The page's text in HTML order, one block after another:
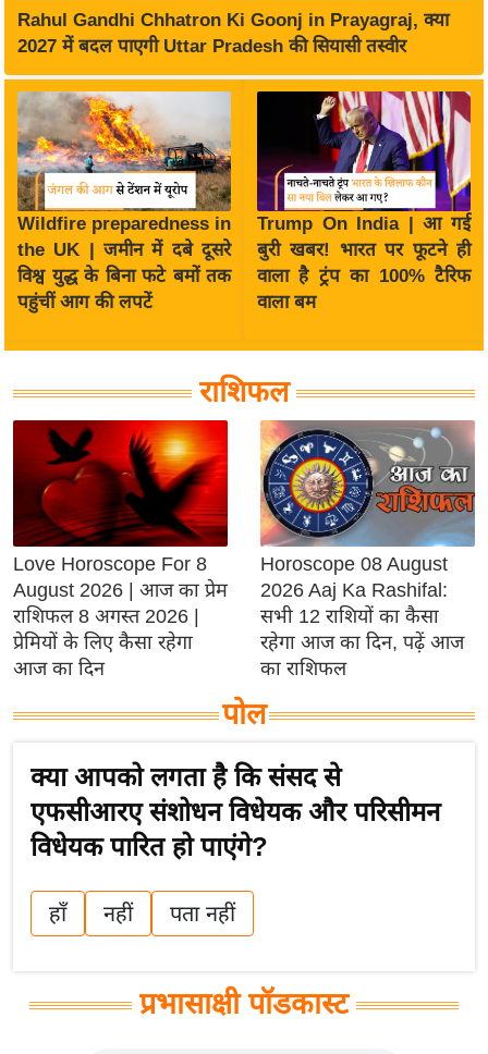
Q
u
i
c
k
L
i
n
k
s
धा
चु
ना
व
फो
टो
वी
डि
यो
ऑ
यो
इं
फ़ो
ग्रा
फ़ि
से
Rahul Gandhi Chhatron Ki Goonj in Prayagraj, क्या
2027 में बदल पाएगी Uttar Pradesh की सियासी तस्वीर
Wildfire preparedness in
the UK | जमीन में दबे दूसरे
विश्व युद्ध के बिना फटे बमों तक
पहुंचीं आग की लपटें
Trump On India | आ गई
बुरी खबर! भारत पर फूटने ही
वाला है ट्रंप का 100% टैरिफ
वाला बम
राशिफल
Love Horoscope For 8
August 2026 | आज का प्रेम
राशिफल 8 अगस्त 2026 |
प्रेमियों के लिए कैसा रहेगा
आज का दिन
Horoscope 08 August
2026 Aaj Ka Rashifal:
सभी 12 राशियों का कैसा
रहेगा आज का दिन, पढ़ें आज
का राशिफल
पोल
क्या आपको लगता है कि संसद से
एफसीआरए संशोधन विधेयक और परिसीमन
विधेयक पारित हो पाएंगे?
हाँ नहीं पता नहीं
प्रभासाक्षी पॉडकास्ट